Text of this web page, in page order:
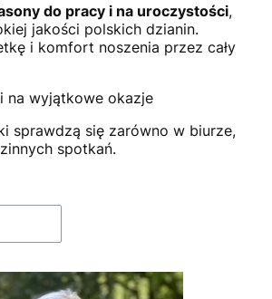
do pracy i na uroczystości,
jakości polskich dzianin.
i komfort noszenia przez cały
na wyjątkowe okazje
sprawdzą się zarówno w biurze,
spotkań.